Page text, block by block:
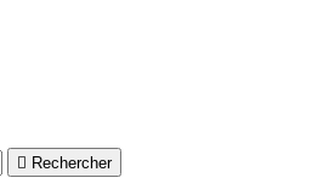
 Rechercher